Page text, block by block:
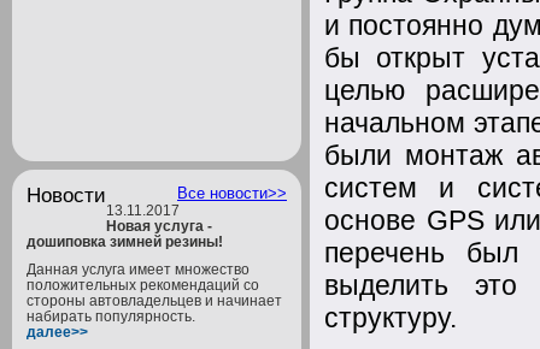
и постоянно
бы открыт
целью
начальном
были монтаж
систем и
основе GPS
перечень был
выделить это
структуру.
Новости Все новости>>
13.11.2017
Новая услуга -
дошиповка зимней резины!
Данная услуга имеет множество
положительных рекомендаций со
стороны автовладельцев и начинает
набирать популярность.
далее>>